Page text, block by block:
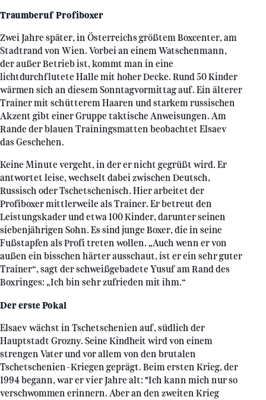
Traumberuf Profiboxer
Zwei Jahre später, in Österreichs größtem Boxcenter, am
Stadtrand von Wien. Vorbei an einem Watschenmann,
der außer Betrieb ist, kommt man in eine
lichtdurchflutete Halle mit hoher Decke. Rund 50 Kinder
wärmen sich an diesem Sonntagvormittag auf. Ein älterer
Trainer mit schütterem Haaren und starkem russischen
Akzent gibt einer Gruppe taktische Anweisungen. Am
Rande der blauen Trainingsmatten beobachtet Elsaev
das Geschehen.
Keine Minute vergeht, in der er nicht gegrüßt wird. Er
antwortet leise, wechselt dabei zwischen Deutsch,
Russisch oder Tschetschenisch. Hier arbeitet der
Profiboxer mittlerweile als Trainer. Er betreut den
Leistungskader und etwa 100 Kinder, darunter seinen
siebenjährigen Sohn. Es sind junge Boxer, die in seine
Fußstapfen als Profi treten wollen. „Auch wenn er von
außen ein bisschen härter ausschaut, ist er ein sehr guter
Trainer“, sagt der schweißgebadete Yusuf am Rand des
Boxringes: „Ich bin sehr zufrieden mit ihm.“
Der erste Pokal
Elsaev wächst in Tschetschenien auf, südlich der
Hauptstadt Grozny. Seine Kindheit wird von einem
strengen Vater und vor allem von den brutalen
Tschetschenien-Kriegen geprägt. Beim ersten Krieg, der
1994 begann, war er vier Jahre alt: "Ich kann mich nur so
verschwommen erinnern. Aber an den zweiten Krieg